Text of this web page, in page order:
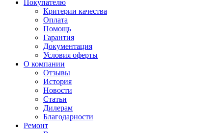
Покупателю
Критерии качества
Оплата
Помощь
Гарантия
Документация
Условия оферты
О компании
Отзывы
История
Новости
Статьи
Дилерам
Благодарности
Ремонт